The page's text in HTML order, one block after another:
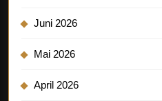
Juni 2026
Mai 2026
April 2026